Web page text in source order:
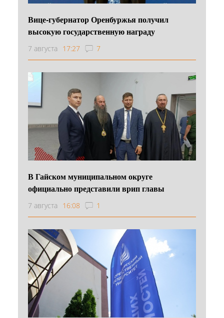
Вице-губернатор Оренбуржья получил
высокую государственную награду
7 августа 17:27 7
В Гайском муниципальном округе
официально представили врип главы
7 августа 16:08 1